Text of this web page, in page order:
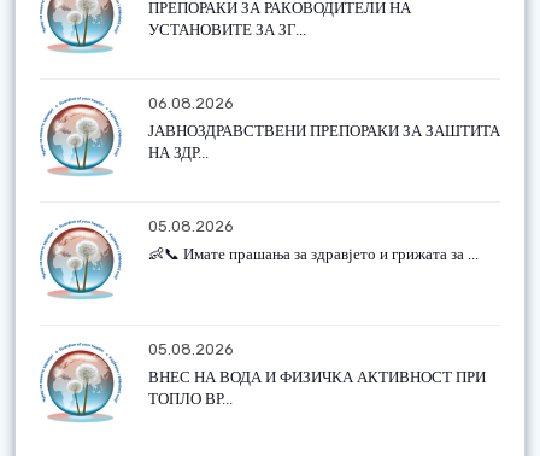
ПРЕПОРАКИ ЗА РАКОВОДИТЕЛИ НА
УСТАНОВИТЕ ЗА ЗГ...
06.08.2026
ЈАВНОЗДРАВСТВЕНИ ПРЕПОРАКИ ЗА ЗАШТИТА
НА ЗДР...
05.08.2026
👶📞 Имате прашања за здравјето и грижата за ...
05.08.2026
ВНЕС НА ВОДА И ФИЗИЧКА АКТИВНОСТ ПРИ
ТОПЛО ВР...